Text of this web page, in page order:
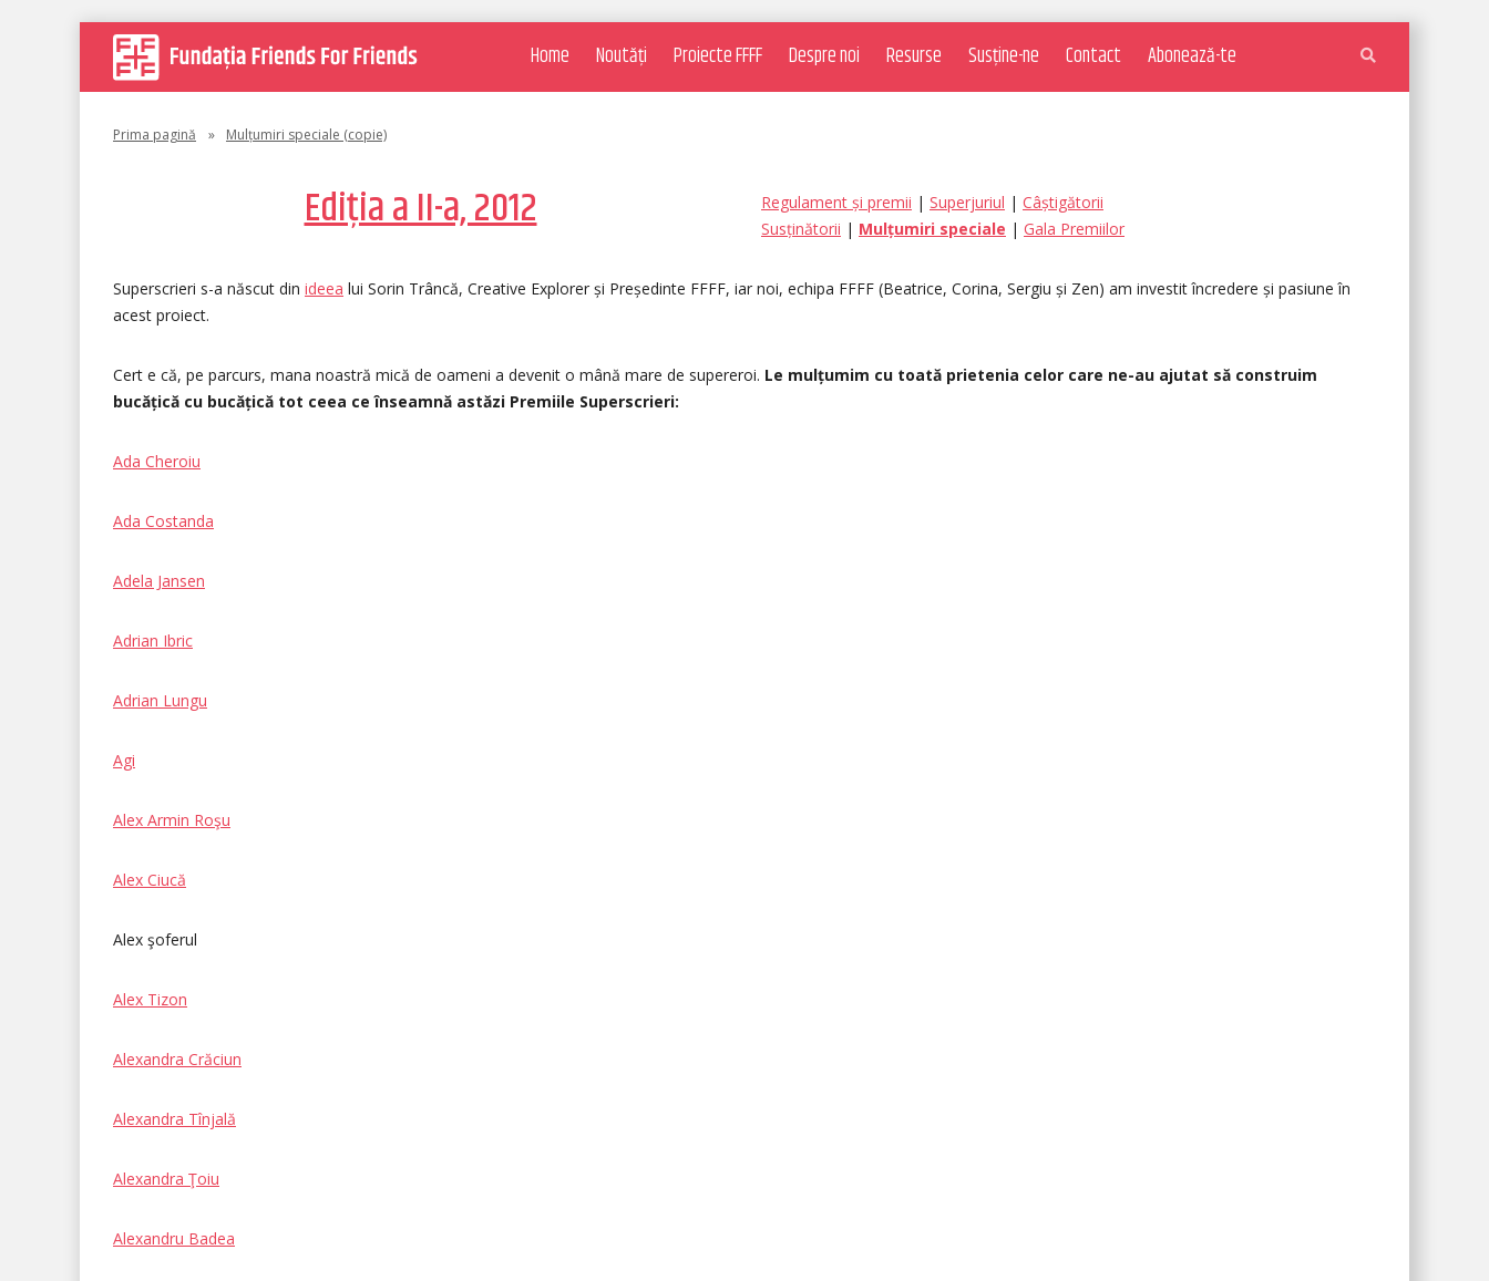
Home Noutăți Proiecte FFFF Despre noi Resurse Susține-ne Contact Abonează-te
Prima pagină » Mulțumiri speciale (copie)
Ediția a II-a, 2012 Regulament și premii | Superjuriul | Câștigătorii
Susținătorii | Mulțumiri speciale | Gala Premiilor
Superscrieri s-a născut din ideea lui Sorin Trâncă, Creative Explorer și Președinte FFFF, iar noi, echipa FFFF (Beatrice, Corina, Sergiu și Zen) am investit încredere și pasiune în
acest proiect.
Cert e că, pe parcurs, mana noastră mică de oameni a devenit o mână mare de supereroi. Le mulțumim cu toată prietenia celor care ne-au ajutat să construim
bucățică cu bucățică tot ceea ce înseamnă astăzi Premiile Superscrieri:
Ada Cheroiu
Ada Costanda
Adela Jansen
Adrian Ibric
Adrian Lungu
Agi
Alex Armin Roşu
Alex Ciucă
Alex şoferul
Alex Tizon
Alexandra Crăciun
Alexandra Tînjală
Alexandra Ţoiu
Alexandru Badea